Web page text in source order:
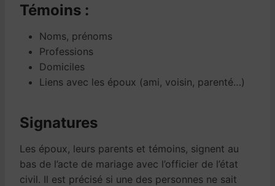
Témoins :
Noms, prénoms
Professions
Domiciles
Liens avec les époux (ami, voisin, parenté…)
Signatures
Les époux, leurs parents et témoins, signent au
bas de l’acte de mariage avec l’officier de l’état
civil. Il est précisé si une des personnes ne sait